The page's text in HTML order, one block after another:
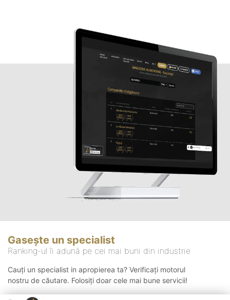
Gasește un specialist
Ranking-ul îi adună pe cei mai buni din industrie
Cauți un specialist in apropierea ta? Verificați motorul
nostru de căutare. Folosiți doar cele mai bune servicii!